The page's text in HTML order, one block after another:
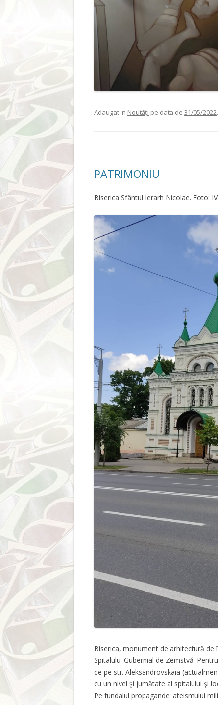
Adaugat in Noutăți pe data de 31/05/2022.
PATRIMONIU
Biserica Sfântul Ierarh Nicolae. Foto:
Biserica, monument de arhitectură
Spitalului Gubernial de Zemstvă.
de pe str. Aleksandrovskaia
cu un nivel şi jumătate al spitalului şi
Pe fundalul propagandei ateismului